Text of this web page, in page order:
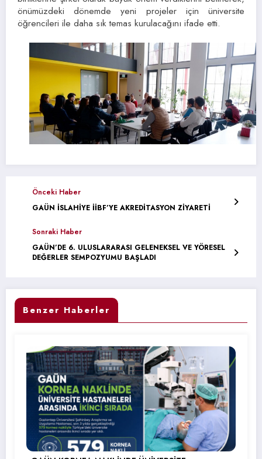
önümüzdeki dönemde yeni projeler için üniversite
öğrencileri ile daha sık temas kurulacağını ifade etti.
Önceki Haber
GAÜN İSLAHİYE İİBF’YE AKREDİTASYON ZİYARETİ
Sonraki Haber
GAÜN’DE 6. ULUSLARARASI GELENEKSEL VE YÖRESEL
DEĞERLER SEMPOZYUMU BAŞLADI
Benzer Haberler